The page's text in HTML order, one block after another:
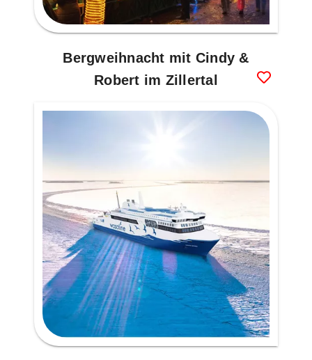
Bergweihnacht mit Cindy &
Robert im Zillertal